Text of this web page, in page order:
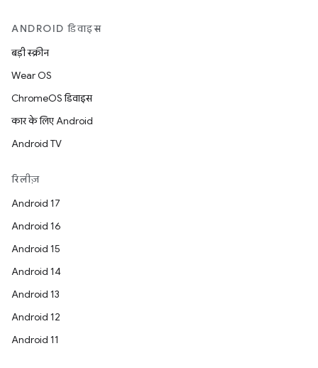
ANDROID डिवाइस
बड़ी स्क्रीन
Wear OS
ChromeOS डिवाइस
कार के लिए Android
Android TV
रिलीज़
Android 17
Android 16
Android 15
Android 14
Android 13
Android 12
Android 11